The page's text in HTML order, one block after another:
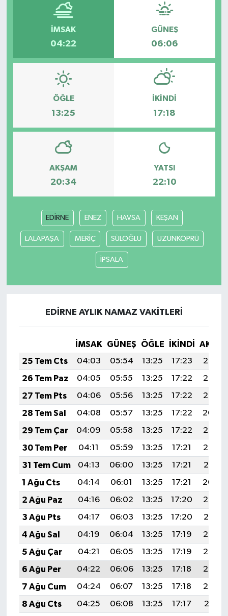
İMSAK
04:22
GÜNEŞ
06:06
ÖĞLE
13:25
İKINDI
17:18
AKŞAM
20:34
YATSI
22:10
EDİRNE ENEZ HAVSA KEŞAN
LALAPAŞA MERİÇ SÜLOĞLU UZUNKÖPRÜ
İPSALA
EDİRNE AYLIK NAMAZ VAKITLERI
İMSAK GÜNEŞ ÖĞLE İKINDI
25 Tem Cts
04:03 05:54 13:25 17:23
20:47
26 Tem Paz
04:05 05:55 13:25 17:22
20:46
27 Tem Pts
04:06 05:56 13:25 17:22
20:45
28 Tem Sal
04:08 05:57 13:25 17:22
20:44
29 Tem Çar
04:09 05:58 13:25 17:22
20:43
30 Tem Per
04:11 05:59 13:25 17:21
20:42
31 Tem Cum
04:13 06:00 13:25 17:21
20:41
1 Ağu Cts
04:14 06:01 13:25 17:21
20:40
2 Ağu Paz
04:16 06:02 13:25 17:20
20:39
3 Ağu Pts
04:17 06:03 13:25 17:20
20:37
4 Ağu Sal
04:19 06:04 13:25 17:19
20:36
5 Ağu Çar
04:21 06:05 13:25 17:19
20:35
6 Ağu Per
04:22 06:06 13:25 17:18
20:34
7 Ağu Cum
04:24 06:07 13:25 17:18
20:33
8 Ağu Cts
04:25 06:08 13:25 17:17
20:31
KURUMSAL